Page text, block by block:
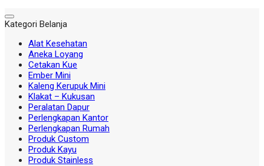
Kategori Belanja
Alat Kesehatan
Aneka Loyang
Cetakan Kue
Ember Mini
Kaleng Kerupuk Mini
Klakat – Kukusan
Peralatan Dapur
Perlengkapan Kantor
Perlengkapan Rumah
Produk Custom
Produk Kayu
Produk Stainless